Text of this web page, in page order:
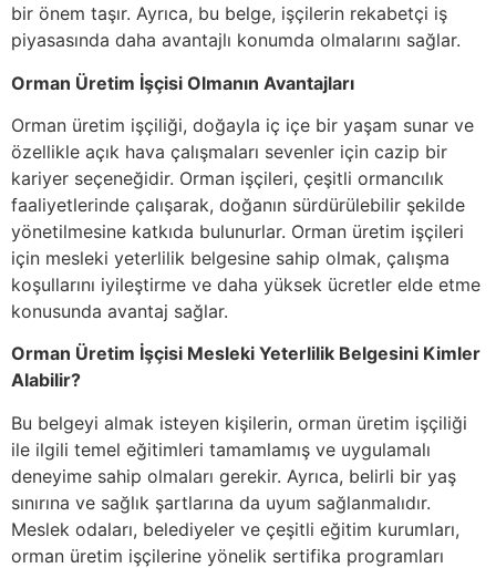
bir önem taşır. Ayrıca, bu belge, işçilerin rekabetçi iş
piyasasında daha avantajlı konumda olmalarını sağlar.
Orman Üretim İşçisi Olmanın Avantajları
Orman üretim işçiliği, doğayla iç içe bir yaşam sunar ve
özellikle açık hava çalışmaları sevenler için cazip bir
kariyer seçeneğidir. Orman işçileri, çeşitli ormancılık
faaliyetlerinde çalışarak, doğanın sürdürülebilir şekilde
yönetilmesine katkıda bulunurlar. Orman üretim işçileri
için mesleki yeterlilik belgesine sahip olmak, çalışma
koşullarını iyileştirme ve daha yüksek ücretler elde etme
konusunda avantaj sağlar.
Orman Üretim İşçisi Mesleki Yeterlilik Belgesini Kimler
Alabilir?
Bu belgeyi almak isteyen kişilerin, orman üretim işçiliği
ile ilgili temel eğitimleri tamamlamış ve uygulamalı
deneyime sahip olmaları gerekir. Ayrıca, belirli bir yaş
sınırına ve sağlık şartlarına da uyum sağlanmalıdır.
Meslek odaları, belediyeler ve çeşitli eğitim kurumları,
orman üretim işçilerine yönelik sertifika programları